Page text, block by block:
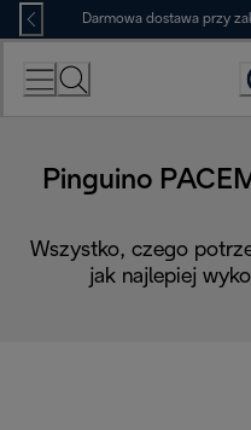
Skip
to
Content
Darmowa dostawa przy
Pinguino
Wszystko, czego
jak najlepiej